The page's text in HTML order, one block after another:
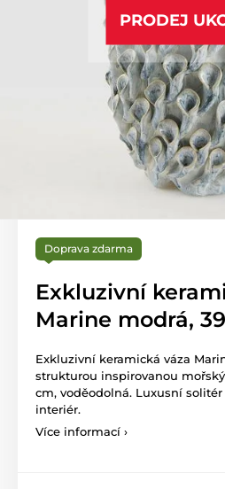
PRODEJ
Doprava zdarma
Exkluzivní
Marine modrá,
Exkluzivní keramická váza
strukturou inspirovanou
cm, voděodolná. Luxusní
interiér.
Více informací ›